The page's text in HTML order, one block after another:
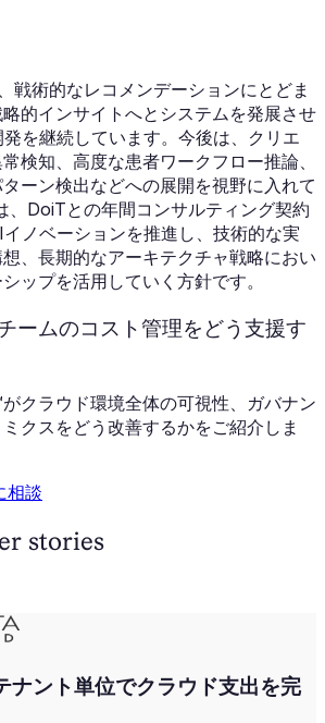
術的なレコメンデーションにとどま
的インサイトへとシステムを発展させ
を継続しています。今後は、クリエ
検知、高度な患者ワークフロー推論、
ーン検出などへの展開を視野に入れて
DoiTとの年間コンサルティング契約
ノベーションを推進し、技術的な実
、長期的なアーキテクチャ戦略におい
ップを活用していく方針です。
ームのコスト管理をどう支援す
クラウド環境全体の可視性、ガバナン
クスをどう改善するかをご紹介しま
相談
stories
ナント単位でクラウド支出を完